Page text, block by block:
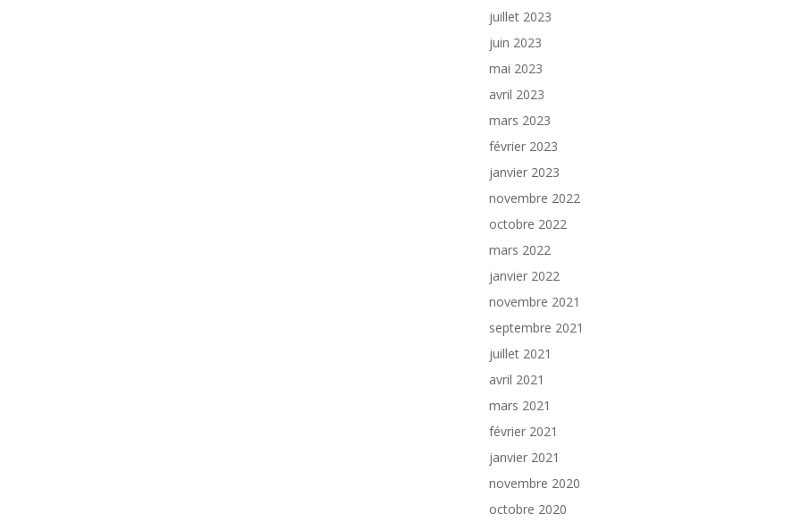
juillet 2023
juin 2023
mai 2023
avril 2023
mars 2023
février 2023
janvier 2023
novembre 2022
octobre 2022
mars 2022
janvier 2022
novembre 2021
septembre 2021
juillet 2021
avril 2021
mars 2021
février 2021
janvier 2021
novembre 2020
octobre 2020